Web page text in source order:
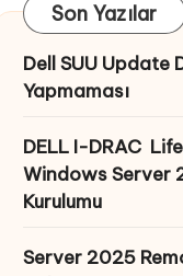
Son Yazılar
Dell SUU Update
Yapmaması
DELL I-DRAC
Windows Server
Kurulumu
Server 2025